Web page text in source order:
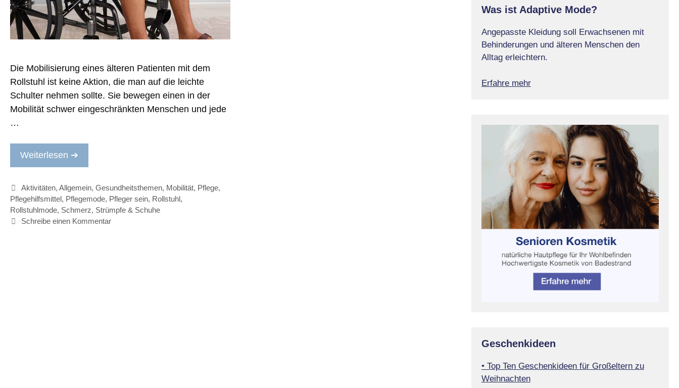
Die Mobilisierung eines älteren Patienten mit dem
Rollstuhl ist keine Aktion, die man auf die leichte
Schulter nehmen sollte. Sie bewegen einen in der
Mobilität schwer eingeschränkten Menschen und jede
…
Weiterlesen ➔
Kategorien
Aktivitäten,Allgemein,Gesundheitsthemen, Mobilität, Pflege,
Pflegehilfsmittel, Pflegemode, Pfleger sein, Rollstuhl,
Rollstuhlmode, Schmerz, Strümpfe & Schuhe
Schreibe einen Kommentar
Was ist Adaptive Mode?
Angepasste Kleidung soll Erwachsenen mit
Behinderungen und älteren Menschen den
Alltag erleichtern.
Erfahre mehr
Geschenkideen
• Top Ten Geschenkideen für Großeltern zu
Weihnachten